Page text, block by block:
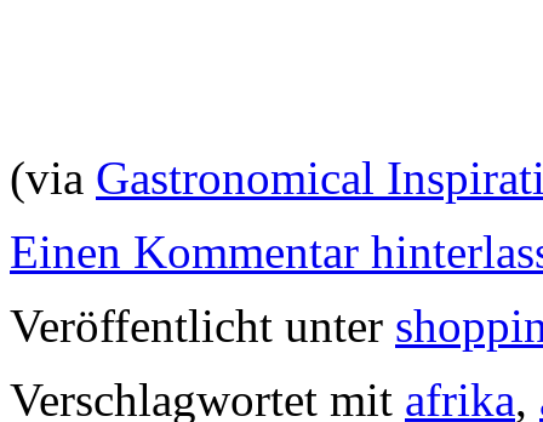
(via Gastronomical
Einen Kommentar
Veröffentlicht unter
Verschlagwortet mit afrika,